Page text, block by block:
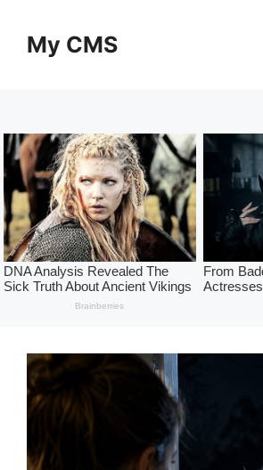
contentMy CMS